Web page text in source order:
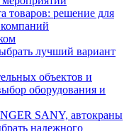
товаров: решение для
лучший вариант
объектов и
оборудования и
SANY, автокраны
надежного